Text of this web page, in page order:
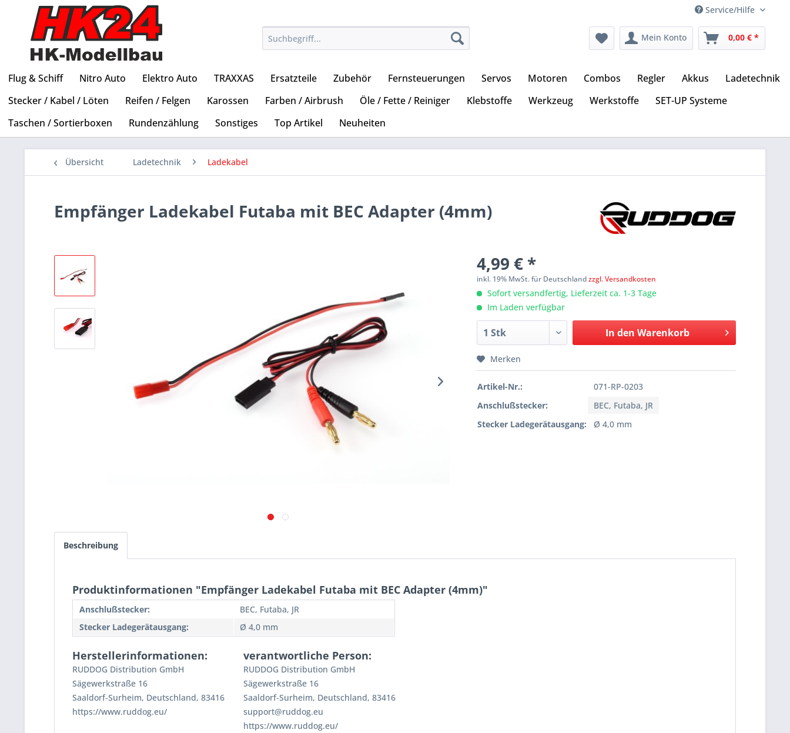
Service/Hilfe
Mein Konto 0,00 € *
Flug & Schiff Nitro Auto Elektro Auto TRAXXAS Ersatzteile Zubehör Fernsteuerungen Servos Motoren Combos Regler Akkus
Ladetechnik
Stecker / Kabel / Löten
Reifen / Felgen Karossen Farben / Airbrush Öle / Fette / Reiniger Klebstoffe Werkzeug Werkstoffe
SET-UP Systeme
Taschen / Sortierboxen
Rundenzählung Sonstiges Top Artikel Neuheiten
Übersicht Ladetechnik Ladekabel
Empfänger Ladekabel Futaba mit BEC Adapter (4mm)
4,99 € *
inkl. 19% MwSt. für Deutschlandzzgl. Versandkosten
Sofort versandfertig, Lieferzeit ca. 1-3 Tage
Im Laden verfügbar
In den Warenkorb
Merken
Artikel-Nr.:
071-RP-0203
Anschlußstecker:
BEC, Futaba, JR
Stecker Ladegerätausgang:
Ø 4,0 mm
Beschreibung
Produktinformationen "Empfänger Ladekabel Futaba mit BEC Adapter (4mm)"
Anschlußstecker:
BEC, Futaba, JR
Stecker Ladegerätausgang:
Ø 4,0 mm
Herstellerinformationen:
RUDDOG Distribution GmbH
Sägewerkstraße 16
Saaldorf-Surheim, Deutschland, 83416
https://www.ruddog.eu/
verantwortliche Person:
RUDDOG Distribution GmbH
Sägewerkstraße 16
Saaldorf-Surheim, Deutschland, 83416
support@ruddog.eu
https://www.ruddog.eu/